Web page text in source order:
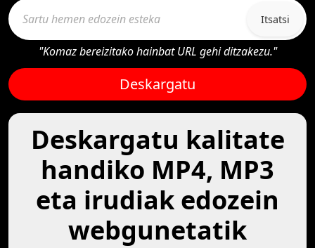
Itsatsi
"Komaz bereizitako hainbat URL gehi ditzakezu."
Deskargatu
Deskargatu kalitate
handiko MP4, MP3
eta irudiak edozein
webgunetatik